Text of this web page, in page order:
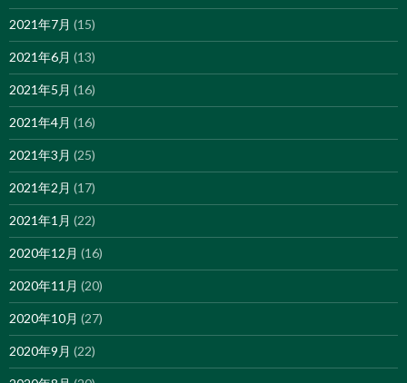
2021年7月 (15)
2021年6月 (13)
2021年5月 (16)
2021年4月 (16)
2021年3月 (25)
2021年2月 (17)
2021年1月 (22)
2020年12月 (16)
2020年11月 (20)
2020年10月 (27)
2020年9月 (22)